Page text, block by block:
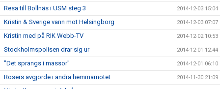
Resa till Bollnäs i USM steg 3 2014-12-03 15:04
Kristin & Sverige vann mot Helsingborg 2014-12-03 07:07
Kristin med på RIK Webb-TV 2014-12-02 10:53
Stockholmspolisen drar sig ur 2014-12-01 12:44
"Det sprangs i massor" 2014-12-01 06:10
Rosers avgjorde i andra hemmamötet 2014-11-30 21:09